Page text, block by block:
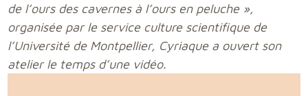
de l’ours des cavernes à l’ours en peluche »,
organisée par le service culture scientifique de
l’Université de Montpellier, Cyriaque a ouvert son
atelier le temps d’une vidéo.